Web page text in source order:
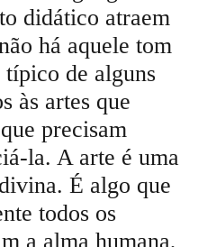
didático atraem
há aquele tom
típico de alguns
às artes que
precisam
la. A arte é uma
É algo que
todos os
a alma humana,